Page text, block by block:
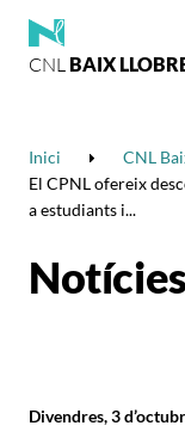
CNL BAIX
Inici CNL
El CPNL ofereix
a estudiants i...
Notícies
Divendres, 3